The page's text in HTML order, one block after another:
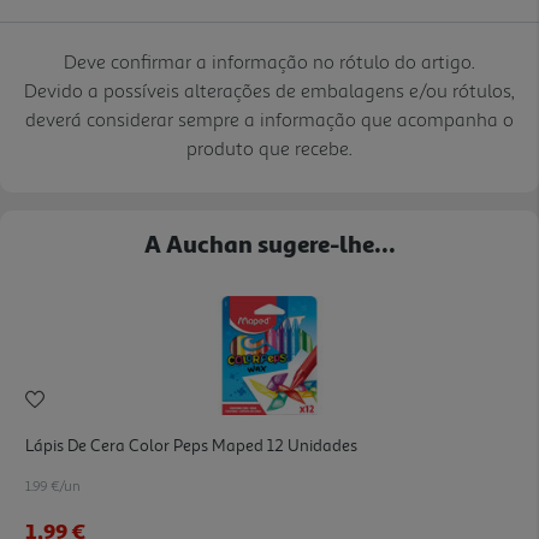
Deve confirmar a informação no rótulo do artigo.
Devido a possíveis alterações de embalagens e/ou rótulos,
deverá considerar sempre a informação que acompanha o
produto que recebe.
A Auchan sugere-lhe...
Lápis De Cera Color Peps Maped 12 Unidades
1.99 €/un
1,99 €